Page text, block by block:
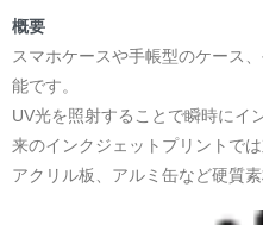
＜著者:作詞/挿画作成＞ 凛々
☆本作品内で表現されている
日本語版: https://amzn.asia/
小説 [弛まぬ言霊] 挿画&グッ
<デザイン画集:Comics Style
＜著者:挿画作成＞ 凛々風 猛
日本語版: https://amzn.asia/d/
概要
スマホケースや手帳型のケース
能です。
UV光を照射することで瞬時にイ
来のインクジェットプリントで
アクリル板、アルミ缶など硬質